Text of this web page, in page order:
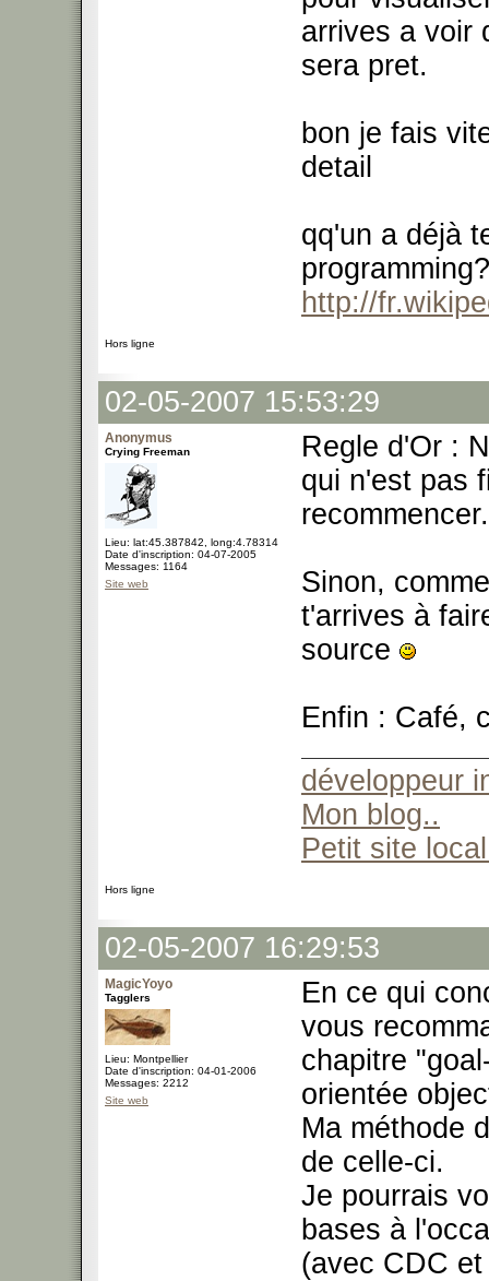
arrives a voir
sera pret.
bon je fais
detail
qq'un a déjà
http://
Hors ligne
02-05-2007 15:53:29
Anonymus
Crying Freeman
Lieu: lat:45.387842, long:4.78314
Date d'inscription: 04-07-2005
Messages: 1164
Site web
Regle d'Or :
qui n'est pas
recommencer.
Sinon,
t'arrives à
source
Enfin : Café,
développeur
Mon blog..
Petit site
Hors ligne
02-05-2007 16:29:53
MagicYoyo
Tagglers
Lieu: Montpellier
Date d'inscription: 04-01-2006
Messages: 2212
Site web
En ce qui
vous
chapitre
orientée
Ma méthode
de celle-ci.
Je pourrais
bases à
(avec CDC